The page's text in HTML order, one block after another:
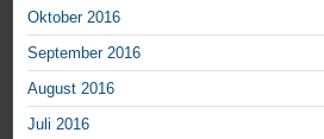
Oktober 2016
September 2016
August 2016
Juli 2016